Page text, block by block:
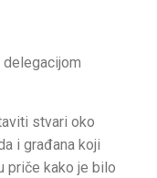
delegacijom
stvari oko
i građana koji
priče kako je bilo